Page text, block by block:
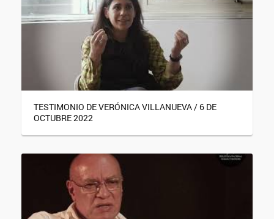
TESTIMONIO DE VERÓNICA VILLANUEVA / 6 DE
OCTUBRE 2022